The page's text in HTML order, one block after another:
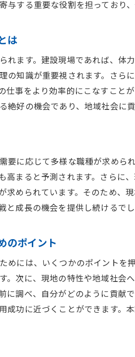
八街市での求人情報の効
現場仕事の検索に役立つ
八街市での現場仕事の希
現場仕事の面接成功への
未経験者が挑戦できる現
八街市での未経験者向け
現場仕事未経験者へのサ
未経験から始める現場仕
未経験者の視点から見る現
スキルを活かす八街市の現場
八街市の現場仕事でのス
専門スキルが求められる
スキル向上を目指す現場
する重要な役割を担っており
は
れます。建設現場であれば、
の知識が重要視されます。さ
仕事をより効率的にこなすこと
好の機会であり、地域社会に
要に応じて多様な職種が求め
高まると予測されます。さらに
求められています。そのため
成長の機会を提供し続けるでし
のポイント
めには、いくつかのポイント
。次に、現地の特性や地域社
に調べ、自分がどのように貢
成功に近づくことができます